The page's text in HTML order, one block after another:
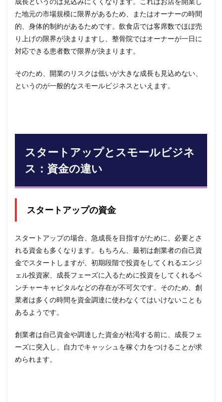
た地元の市場規模に限界があるため、またはオーナーの時間
的、身体的制約があるためです。飲食店では客席数でほぼ売
り上げの限界が決まりますし、整骨院ではオーナーが一日に
対応できる患者数で限界が決まります。
そのため、開業のリスクは低いが大きな成長も見込めない、
というのが一般的なスモールビジネスといえます。
スタートアップとスモールビジネ
ス：資金の違い
スタートアップの資金
スタートアップの場合、急成長を目指すがために、必要とさ
れる資金も多くなります。もちろん、最初は創業者の自己資
金でスタートしますが、初期段階で投資をしてくれるエンジ
ェル投資家、成長フェーズに入るために投資をしてくれるベ
ンチャーキャピタルなどの存在が不可欠です。そのため、創
業者は多くの時間を資金調達に使わなくてはいけないことも
あるようです。
創業者は自己資金や調達した資金が枯渇する前に、成長フェ
ーズに突入し、自力でキャッシュを稼ぐ力をつけることが求
められます。